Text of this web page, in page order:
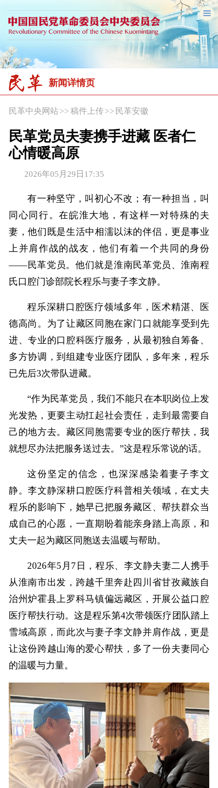
新闻详情页
民革中央网站>> 稿件上传 >> 民革安徽
民革党员夫妻携手进藏 医者仁
心情暖高原
2026年05月29日17:35
有一种坚守，叫初心不改；有一种担当，叫
同心同行。在皖淮大地，有这样一对特殊的夫
妻，他们既是生活中相濡以沫的伴侣，更是事业
上并肩作战的战友，他们有着一个共同的身份
——民革党员。他们就是淮南民革党员、淮南程
氏口腔门诊部院长程乐与妻子李文静。
程乐深耕口腔医疗领域多年，医术精湛、医
德高尚。为了让藏区同胞在家门口就能享受到先
进、专业的口腔科医疗服务，从最初独自筹备、
多方协调，到组建专业医疗团队，多年来，程乐
已先后3次带队进藏。
“作为民革党员，我们不能只在本职岗位上发
光发热，更要主动扛起社会责任，走到最需要自
己的地方去。藏区同胞需要专业的医疗帮扶，我
就想尽办法把服务送过去。”这是程乐常说的话。
这份坚定的信念，也深深感染着妻子李文
静。李文静深耕口腔医疗科普相关领域，在丈夫
程乐的影响下，她早已把服务藏区、帮扶群众当
成自己的心愿，一直期盼着能亲身踏上高原，和
丈夫一起为藏区同胞送去温暖与帮助。
2026年5月7日，程乐、李文静夫妻二人携手
从淮南市出发，跨越千里奔赴四川省甘孜藏族自
治州炉霍县上罗科马镇偏远藏区，开展公益口腔
医疗帮扶行动。这是程乐第4次带领医疗团队踏上
雪域高原，而此次与妻子李文静并肩作战，更是
让这份跨越山海的爱心帮扶，多了一份夫妻同心
的温暖与力量。